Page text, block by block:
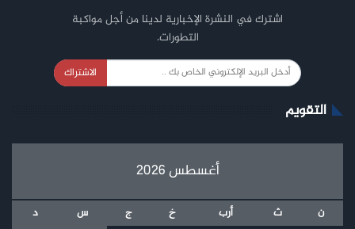
اشترك في النشرة الإخبارية لدينا من أجل مواكبة
التطورات.
الاشتراك
التقويم
أغسطس 2026
ن ث أرب خ ج س
د